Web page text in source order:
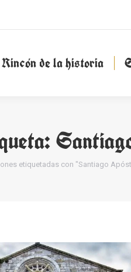
Rincón de la historia
etiquetadas con "Santiago
Rincón de la historia